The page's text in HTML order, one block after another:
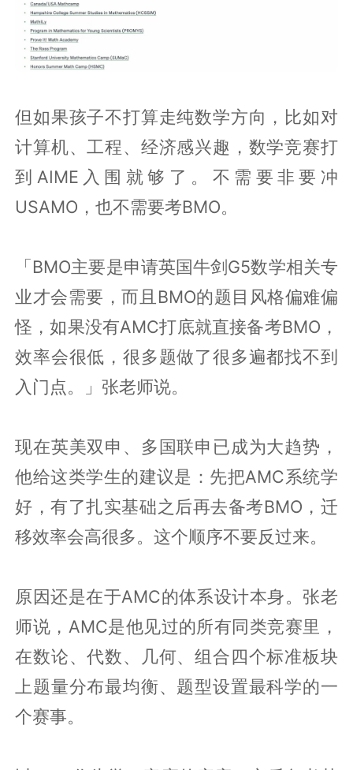
但如果孩子不打算走纯数学方向，比如对
计算机、工程、经济感兴趣，数学竞赛打
到AIME入围就够了。不需要非要冲
USAMO，也不需要考BMO。
「BMO主要是申请英国牛剑G5数学相关专
业才会需要，而且BMO的题目风格偏难偏
怪，如果没有AMC打底就直接备考BMO，
效率会很低，很多题做了很多遍都找不到
入门点。」张老师说。
现在英美双申、多国联申已成为大趋势，
他给这类学生的建议是：先把AMC系统学
好，有了扎实基础之后再去备考BMO，迁
移效率会高很多。这个顺序不要反过来。
原因还是在于AMC的体系设计本身。张老
师说，AMC是他见过的所有同类竞赛里，
在数论、代数、几何、组合四个标准板块
上题量分布最均衡、题型设置最科学的一
个赛事。